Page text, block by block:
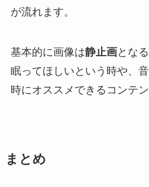
が流れます。
基本的に画像は静止画とな
眠ってほしいという時や、
時にオススメできるコンテン
まとめ